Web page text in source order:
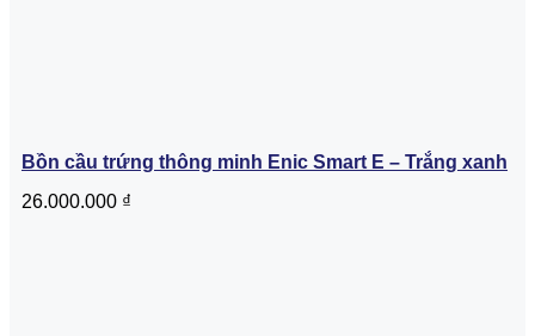
Bồn cầu trứng thông minh Enic Smart E – Trắng xanh
26.000.000 ₫